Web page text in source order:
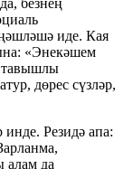
иде. Кая
«Энекәшем
тавышлы
дөрес сүзләр,
инде. Резидә апа:
алам да